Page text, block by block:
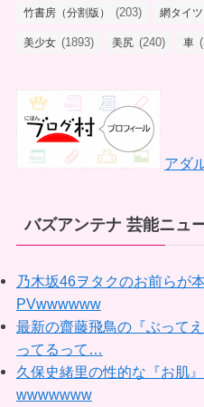
竹書房（分割版） (203) 網タイツ
美少女 (1893) 美尻 (240) 車
アダ
バズアンテナ 芸能ニュ
乃木坂46ヲタクのお前らが
PVwwwwww
最新の齋藤飛鳥の『ぶって
ってるって…
久保史緒里の性的な『お肌
wwwwwww